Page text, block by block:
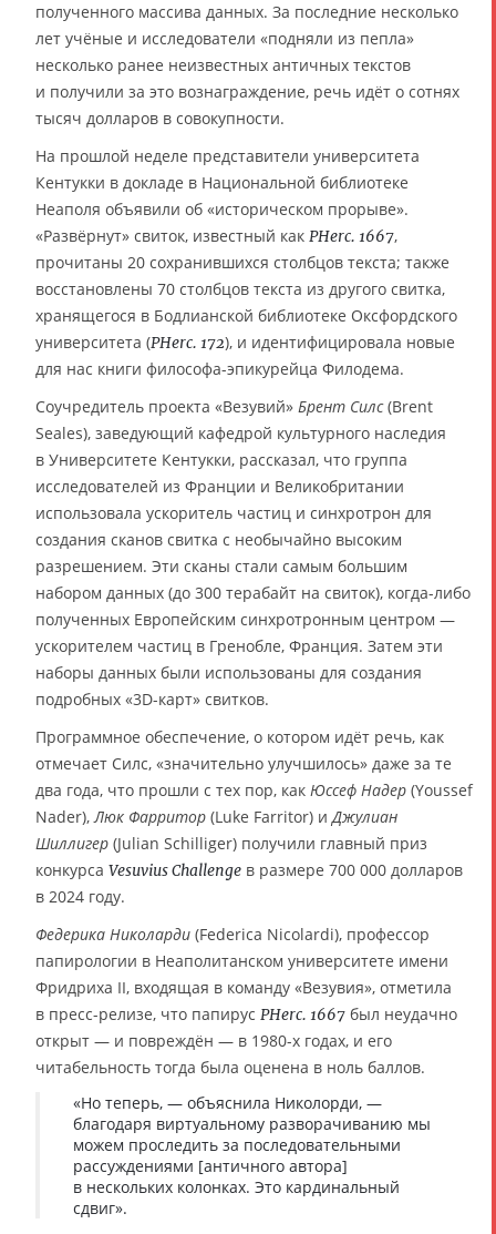
полученного массива данных. За последние несколько
лет учёные и исследователи «подняли из пепла»
несколько ранее неизвестных античных текстов
и получили за это вознаграждение, речь идёт о сотнях
тысяч долларов в совокупности.
На прошлой неделе представители университета
Кентукки в докладе в Национальной библиотеке
Неаполя объявили об «историческом прорыве».
«Развёрнут» свиток, известный как PHerc. 1667,
прочитаны 20 сохранившихся столбцов текста; также
восстановлены 70 столбцов текста из другого свитка,
хранящегося в Бодлианской библиотеке Оксфордского
университета (PHerc. 172), и идентифицировала новые
для нас книги философа-эпикурейца Филодема.
Соучредитель проекта «Везувий» Брент Силс(Brent
Seales), заведующий кафедрой культурного наследия
в Университете Кентукки, рассказал, что группа
исследователей из Франции и Великобритании
использовала ускоритель частиц и синхротрон для
создания сканов свитка с необычайно высоким
разрешением. Эти сканы стали самым большим
набором данных (до 300 терабайт на свиток), когда-либо
полученных Европейским синхротронным центром —
ускорителем частиц в Гренобле, Франция. Затем эти
наборы данных были использованы для создания
подробных «3D-карт» свитков.
Программное обеспечение, о котором идёт речь, как
отмечает Силс, «значительно улучшилось» даже за те
два года, что прошли с тех пор, как Юссеф Надер (Youssef
Nader),Люк Фарритор (Luke Farritor) иДжулиан
Шиллигер (Julian Schilliger) получили главный приз
конкурса Vesuvius Challenge в размере 700 000 долларов
в 2024 году.
Федерика Николарди (Federica Nicolardi), профессор
папирологии в Неаполитанском университете имени
Фридриха II, входящая в команду «Везувия», отметила
в пресс-релизе, что папирус PHerc. 1667 был неудачно
открыт — и повреждён — в 1980-х годах, и его
читабельность тогда была оценена в ноль баллов.
«Но теперь, — объяснила Николорди, —
благодаря виртуальному разворачиванию мы
можем проследить за последовательными
рассуждениями [античного автора]
в нескольких колонках. Это кардинальный
сдвиг».